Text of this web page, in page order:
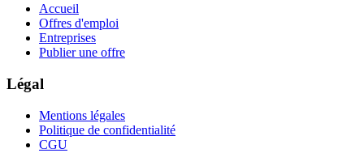
Accueil
Offres d'emploi
Entreprises
Publier une offre
Légal
Mentions légales
Politique de confidentialité
CGU